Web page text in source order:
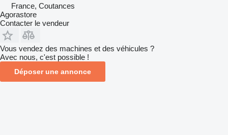
France, Coutances
Agorastore
Contacter le vendeur
Vous vendez des machines et des véhicules ?
Avec nous, c'est possible !
Déposer une annonce